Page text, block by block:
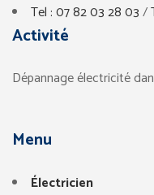
Tel : 07 82 03 28 03/
Activité
Dépannage électricité
Menu
Électricien